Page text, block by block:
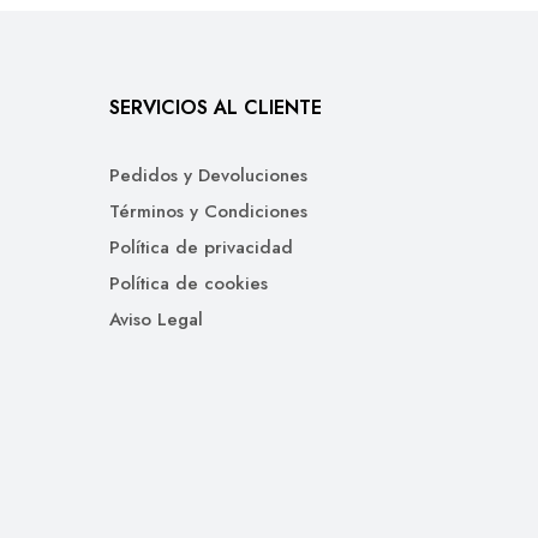
SERVICIOS AL CLIENTE
Pedidos y Devoluciones
Términos y Condiciones
Política de privacidad
Política de cookies
Aviso Legal